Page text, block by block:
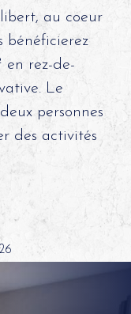
au coeur
bénéficierez
en rez-de-
Le
personnes
des activités